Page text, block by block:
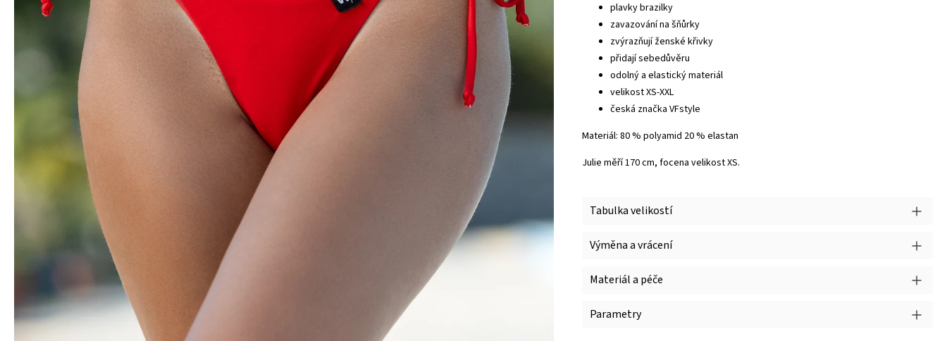
Tabulka velikostí
Výměna a vrácení
Materiál a péče
Parametry
plavky brazilky
zavazování na šňůrky
zvýrazňují ženské křivky
přidají sebedůvěru
odolný a elastický materiál
velikost XS-XXL
česká značka VFstyle
Materiál: 80 % polyamid 20 % elastan
Julie měří 170 cm, focena velikost XS.